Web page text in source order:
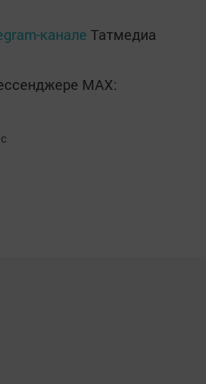
канале Татмедиа
MАХ: